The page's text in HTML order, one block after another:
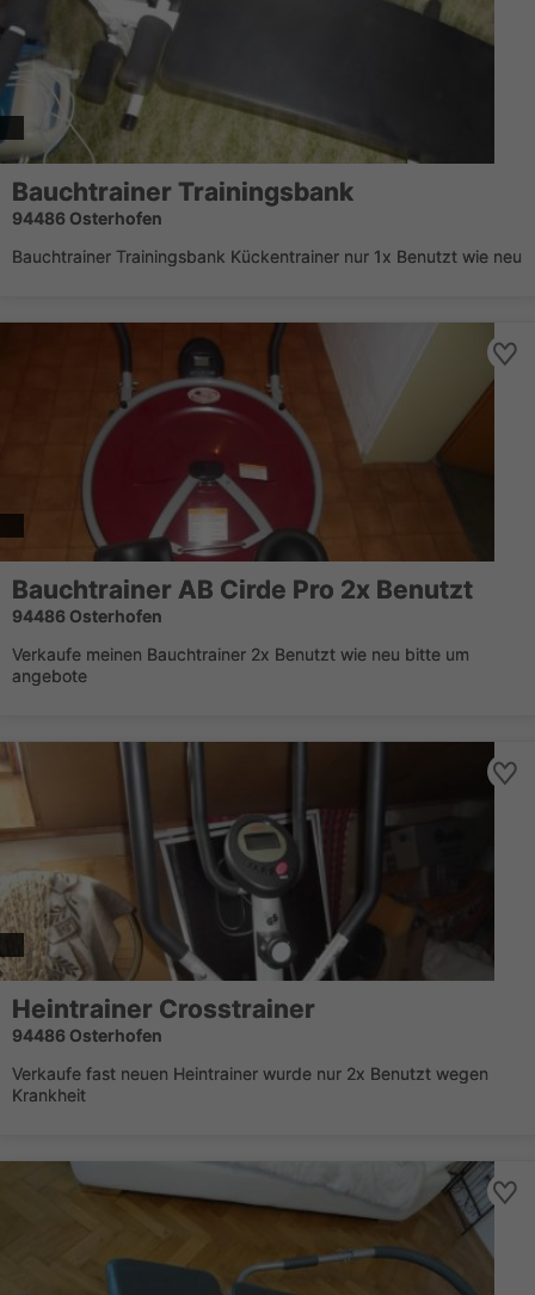
Bauchtrainer Trainingsbank
94486 Osterhofen
Bauchtrainer Trainingsbank Kückentrainer nur 1x Benutzt wie neu
Bauchtrainer AB Cirde Pro 2x Benutzt
94486 Osterhofen
Verkaufe meinen Bauchtrainer 2x Benutzt wie neu bitte um
angebote
Heintrainer Crosstrainer
94486 Osterhofen
Verkaufe fast neuen Heintrainer wurde nur 2x Benutzt wegen
Krankheit